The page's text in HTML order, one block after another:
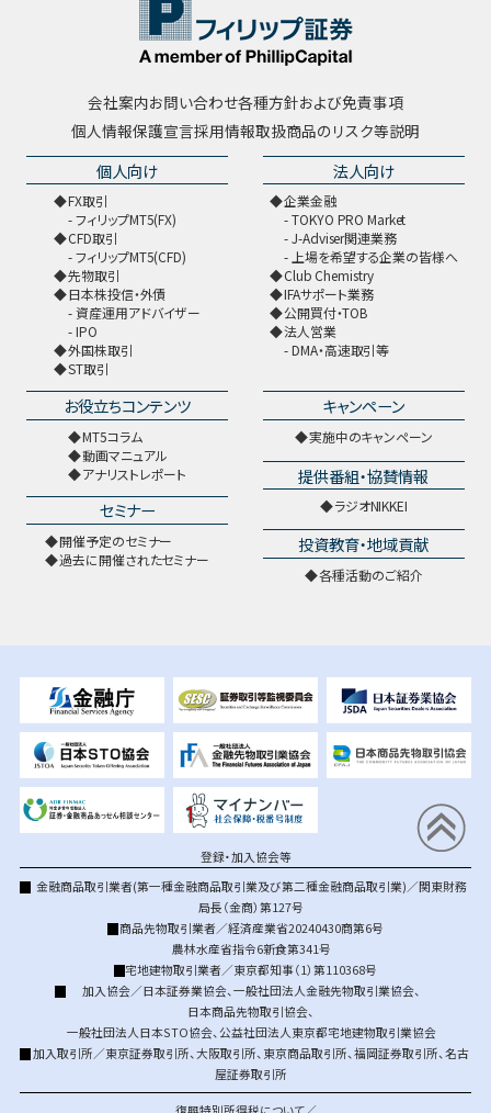
会社案内お問い合わせ各種方針および免責事項
個人情報保護宣言採用情報取扱商品のリスク等説明
個人向け
FX取引
フィリップMT5(FX)
CFD取引
フィリップMT5(CFD)
先物取引
日本株投信・外債
資産運用アドバイザー
IPO
外国株取引
ST取引
法人向け
企業金融
TOKYO PRO Market
J-Adviser関連業務
上場を希望する企業の皆様へ
Club Chemistry
IFAサポート業務
公開買付・TOB
法人営業
DMA・高速取引等
お役立ちコンテンツ
MT5コラム
動画マニュアル
アナリストレポート
セミナー
開催予定のセミナー
過去に開催されたセミナー
キャンペーン
実施中のキャンペーン
提供番組・協賛情報
ラジオNIKKEI
投資教育・地域貢献
各種活動のご紹介
登録・加入協会等
金融商品取引業者(第一種金融商品取引業及び第二種金融商品取引業)／関東財務
局長（金商）第127号
商品先物取引業者／経済産業省20240430商第6号
農林水産省指令6新食第341号
宅地建物取引業者／東京都知事（1）第110368号
加入協会／日本証券業協会、一般社団法人金融先物取引業協会、
日本商品先物取引協会、
一般社団法人日本STO協会、公益社団法人東京都宅地建物取引業協会
加入取引所／東京証券取引所、大阪取引所、 東京商品取引所、福岡証券取引所、名古
屋証券取引所